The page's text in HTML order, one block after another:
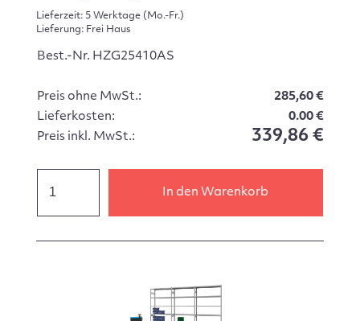
Lieferzeit: 5 Werktage (Mo.-Fr.)
Lieferung: Frei Haus
Best.-Nr. HZG25410AS
Preis ohne MwSt.:
285,60 €
Lieferkosten:
0.00 €
Preis inkl. MwSt.:
339,86 €
In den Warenkorb